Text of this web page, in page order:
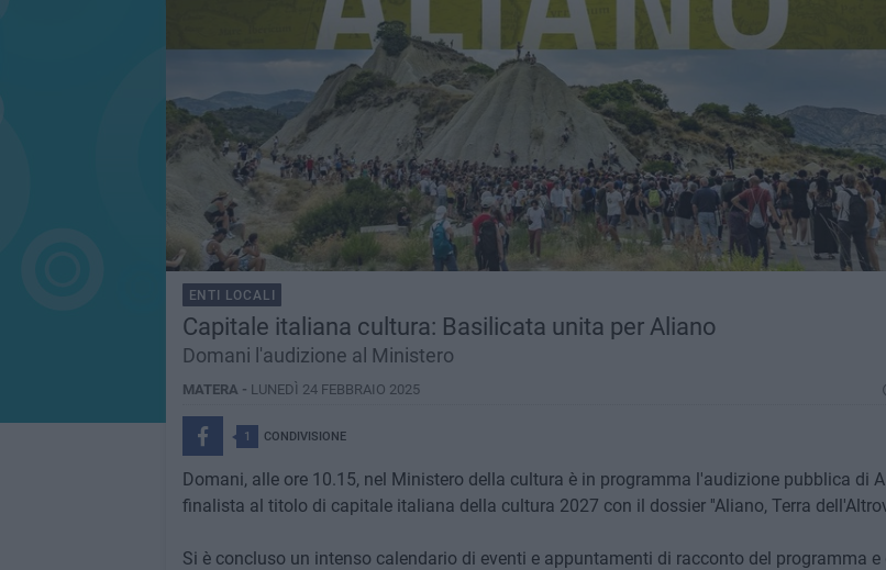
ENTI LOCALI
Capitale italiana cultura: Basilicata unita per Aliano
Domani l'audizione al Ministero
MATERA - LUNEDÌ 24 FEBBRAIO 2025
1 CONDIVISIONE
Domani, alle ore 10.15, nel Ministero della cultura è in programma l'audizione pubblica di
finalista al titolo di capitale italiana della cultura 2027 con il dossier ''Aliano, Terra
Si è concluso un intenso calendario di eventi e appuntamenti di racconto del programma e